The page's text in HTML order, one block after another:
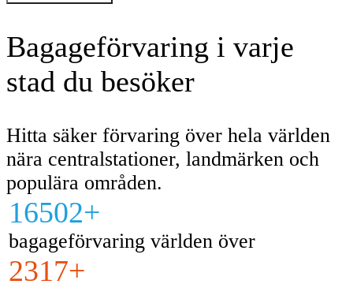
Bagageförvaring i varje
stad du besöker
Hitta säker förvaring över hela världen
nära centralstationer, landmärken och
populära områden.
16502+
bagageförvaring världen över
2317+